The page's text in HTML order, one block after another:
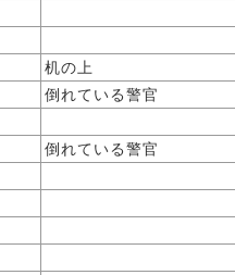
机の上
倒れている警官
倒れている警官